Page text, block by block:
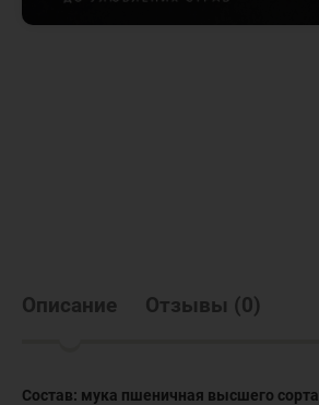
Описание Отзывы (0)
Состав: мука пшеничная высшего сорта